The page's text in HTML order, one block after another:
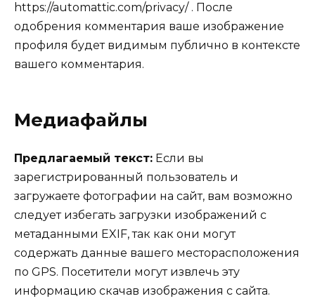
https://automattic.com/privacy/ . После
одобрения комментария ваше изображение
профиля будет видимым публично в контексте
вашего комментария.
Медиафайлы
Предлагаемый текст: Если вы
зарегистрированный пользователь и
загружаете фотографии на сайт, вам возможно
следует избегать загрузки изображений с
метаданными EXIF, так как они могут
содержать данные вашего месторасположения
по GPS. Посетители могут извлечь эту
информацию скачав изображения с сайта.